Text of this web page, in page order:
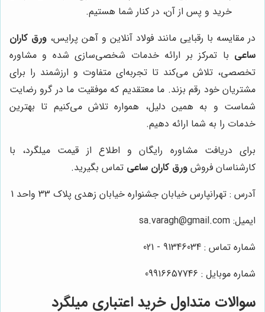
خرید و پس از آن، در کنار شما هستیم.
در مقایسه با رقبایی مانند فولاد آنلاین و آهن پرایس، ورق کاران
ساعی با تمرکز بر ارائه خدمات شخصی‌سازی شده و مشاوره
تخصصی، تلاش می‌کند تا تجربه‌ای متفاوت و ارزشمند را برای
مشتریان خود رقم بزند. ما معتقدیم که موفقیت ما در گرو رضایت
شماست و به همین دلیل، همواره تلاش می‌کنیم تا بهترین
خدمات را به شما ارائه دهیم.
برای دریافت مشاوره رایگان و اطلاع از قیمت میلگرد، با
کارشناسان فروش ورق کاران ساعی تماس بگیرید.
آدرس : تهرانپارس خیابان جشنواره خیابان زهدی پلاک 33 واحد 1
ایمیل: sa.varagh@gmail.com
شماره تماس : 91346034 - 021
شماره موبایل : 09916657746
سوالات متداول خرید اعتباری میلگرد